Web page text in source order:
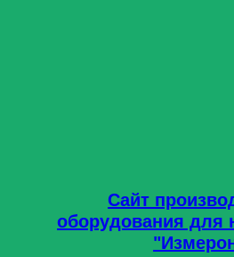
Сайт
оборудования для